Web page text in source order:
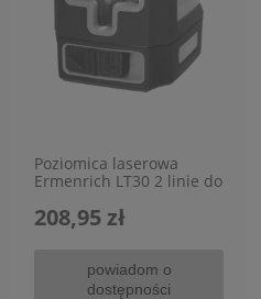
Poziomica laserowa
Ermenrich LT30 2 linie do
208,95 zł
powiadom o
dostępności